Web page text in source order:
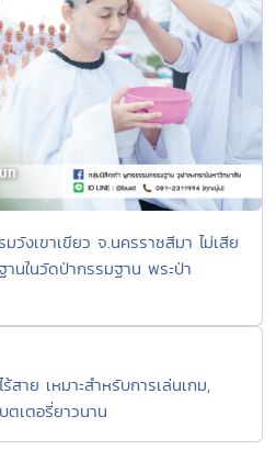
งเขาเขียว จ.นครราชสีมา ไม่เสีย
นในวัดป่ากรรมฐาน พระป่า
สาย เหมาะสำหรับการเล่นเกม,
ตเตอรี่ยาวนาน